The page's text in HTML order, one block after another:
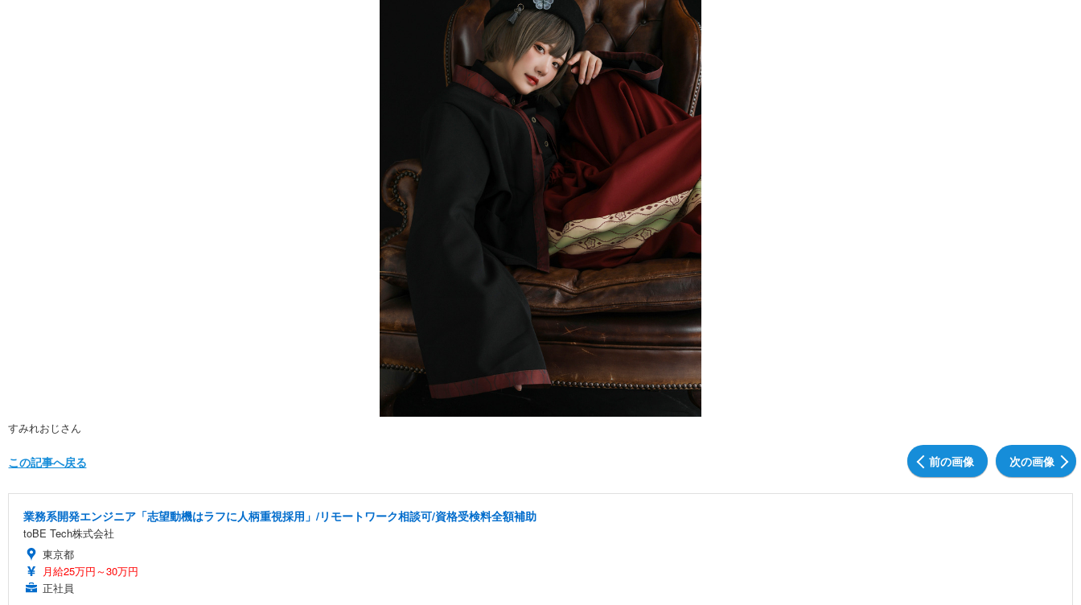
すみれおじさん
前の画像 次の画像
この記事へ戻る
業務系開発エンジニア「志望動機はラフに人柄重視採用」/リモートワーク相談可/資格受検料全額補助
toBE Tech株式会社
東京都
月給25万円～30万円
正社員